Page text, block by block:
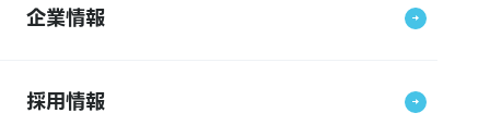
企業情報
採用情報